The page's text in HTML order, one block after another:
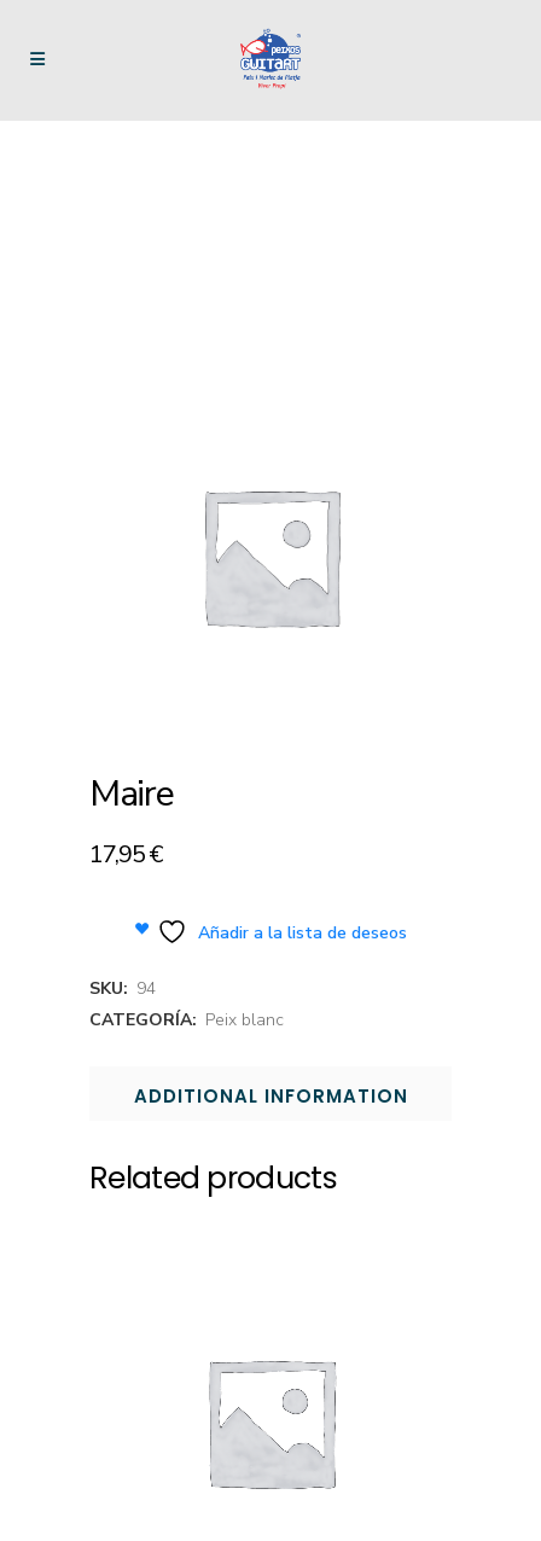
Maire
17,95€
Añadir a la lista de deseos
SKU: 94
CATEGORÍA: Peix blanc
ADDITIONAL INFORMATION
Related products